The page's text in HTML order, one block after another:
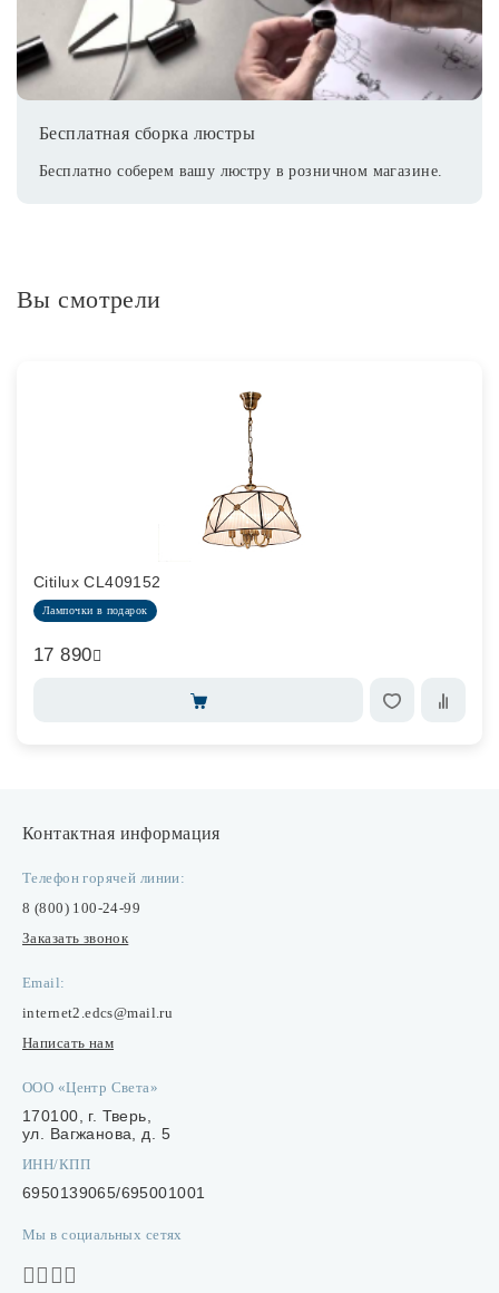
Бесплатная сборка люстры
Бесплатно соберем вашу люстру в розничном магазине.
Вы смотрели
Citilux CL409152
Лампочки в подарок
17 890
Контактная информация
Телефон горячей линии:
8 (800) 100-24-99
Заказать звонок
Email:
internet2.edcs@mail.ru
Написать нам
ООО «Центр Света»
170100, г. Тверь,
ул. Вагжанова, д. 5
ИНН/КПП
6950139065/695001001
Мы в социальных сетях